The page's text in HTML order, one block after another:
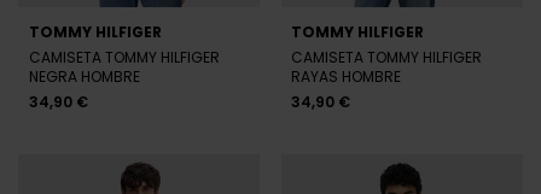
TOMMY HILFIGER
CAMISETA TOMMY HILFIGER
NEGRA HOMBRE
34,90 €
TOMMY HILFIGER
CAMISETA TOMMY HILFIGER
RAYAS HOMBRE
34,90 €